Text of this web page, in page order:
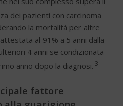
dei pazienti con carcinoma
la mortalità per altre
al 91% a 5 anni dalla
4 anni se condizionata
anno dopo la diagnosi. 3
fattore